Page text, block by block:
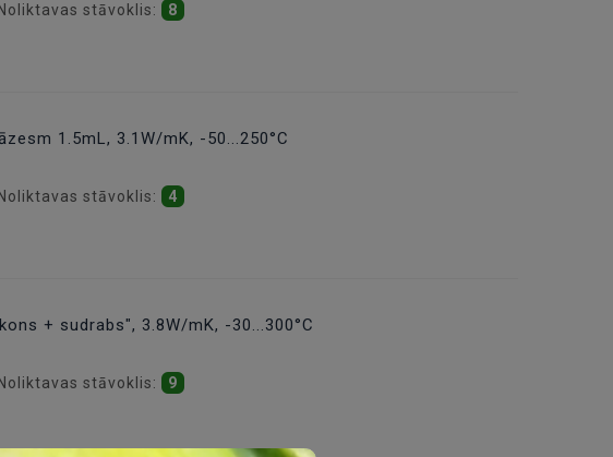
Noliktavas stāvoklis: 8
1.5mL, 3.1W/mK, -50...250°C
Noliktavas stāvoklis: 4
+ sudrabs", 3.8W/mK, -30...300°C
Noliktavas stāvoklis: 9